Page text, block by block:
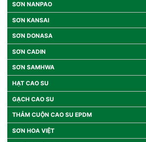
SƠN NANPAO
SƠN KANSAI
SƠN DONASA
SƠN CADIN
SƠN SAMHWA
HẠT CAO SU
GẠCH CAO SU
THẢM CUỘN CAO SU EPDM
SƠN HOA VIỆT